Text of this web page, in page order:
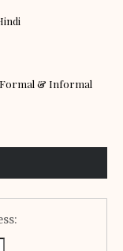
Formal & Informal